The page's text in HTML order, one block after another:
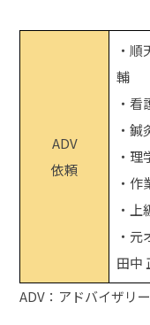
ADV
依頼
・
輔
・
・
・
・
・
・
田中
ADV：アドバイザリー